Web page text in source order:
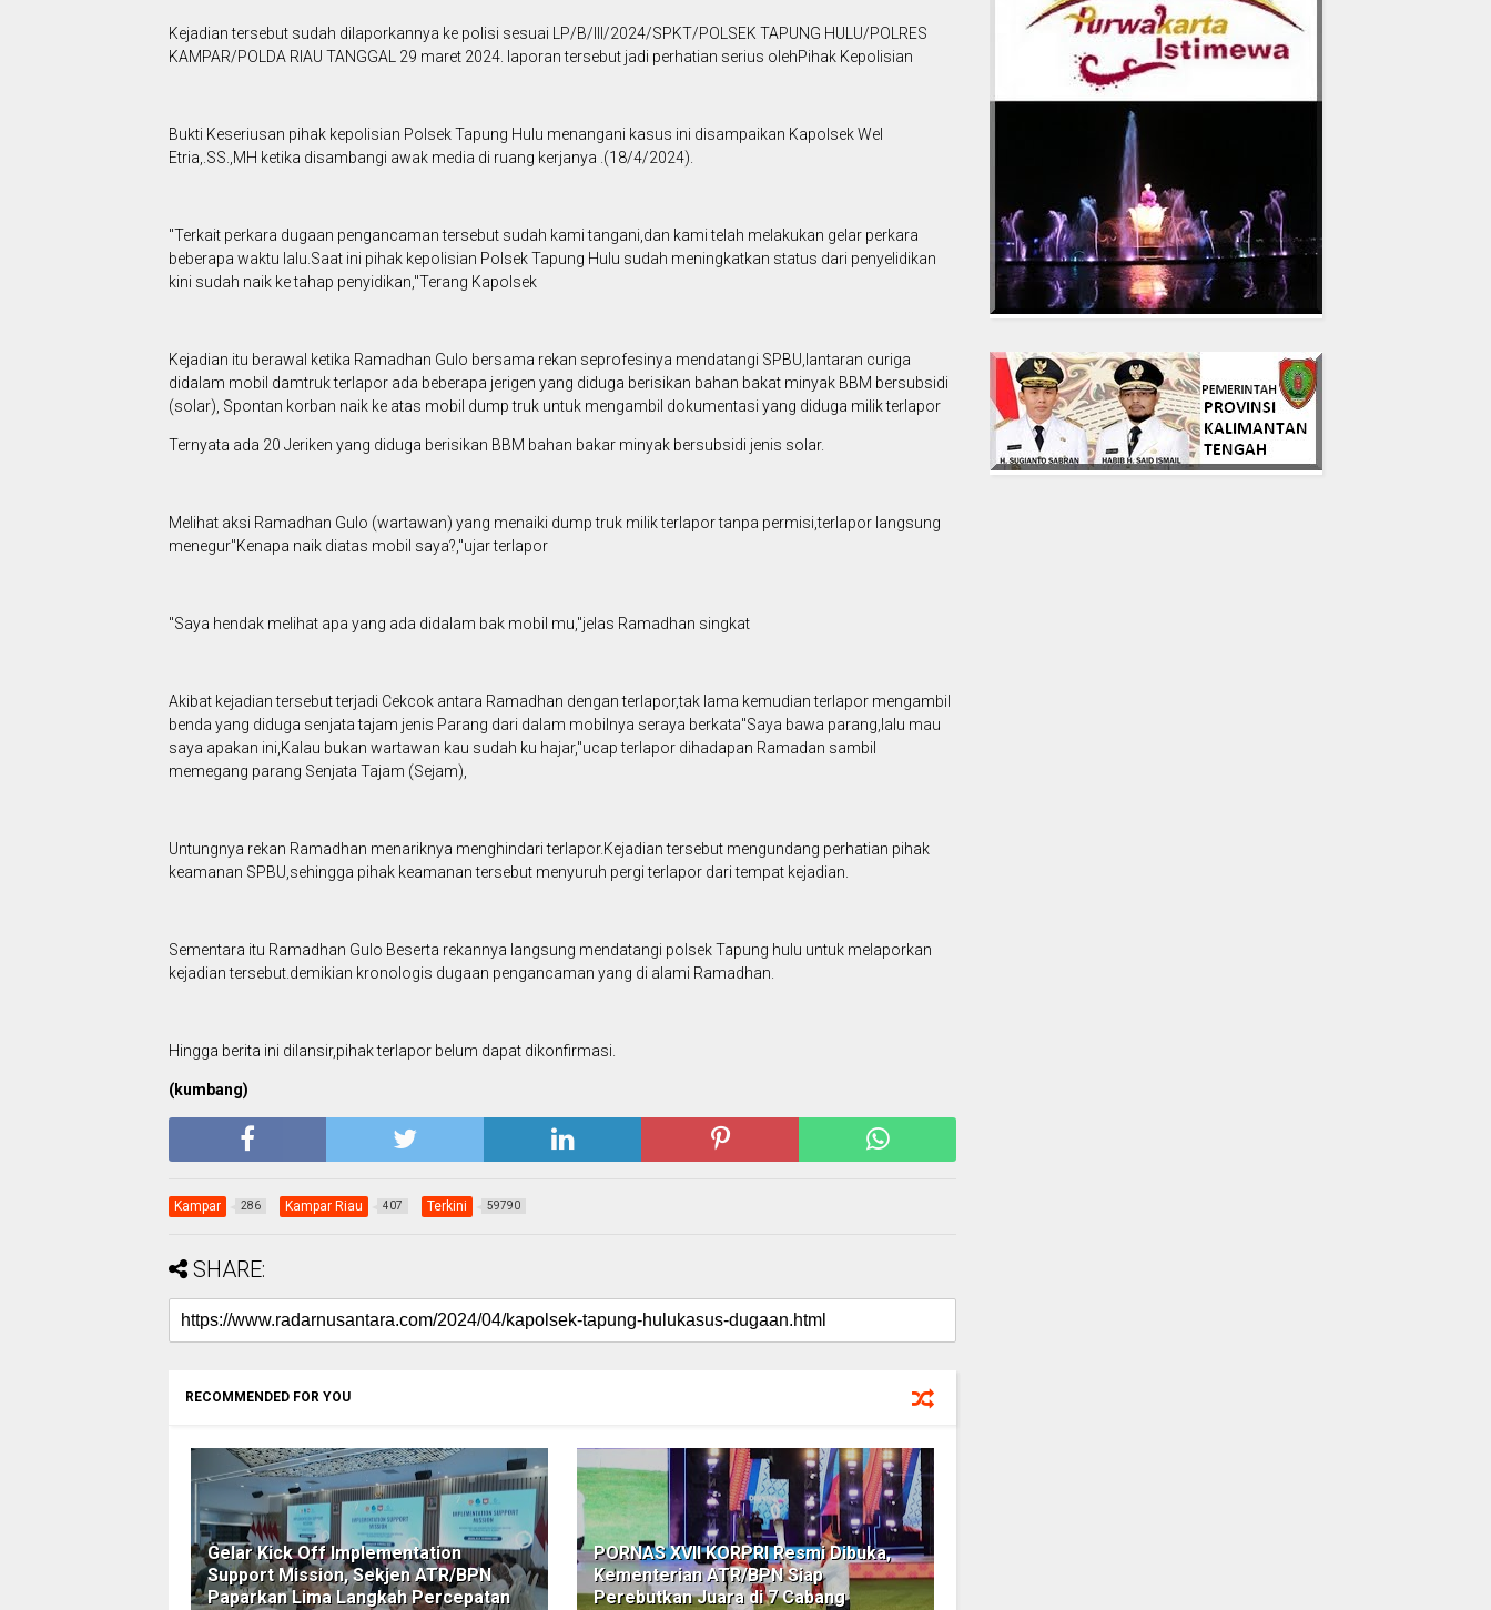
Kejadian tersebut sudah dilaporkannya ke polisi sesuai LP/B/III/2024/SPKT/POLSEK TAPUNG HULU/POLRES
KAMPAR/POLDA RIAU TANGGAL 29 maret 2024. laporan tersebut jadi perhatian serius olehPihak Kepolisian
Bukti Keseriusan pihak kepolisian Polsek Tapung Hulu menangani kasus ini disampaikan Kapolsek Wel
Etria,.SS.,MH ketika disambangi awak media di ruang kerjanya .(18/4/2024).
"Terkait perkara dugaan pengancaman tersebut sudah kami tangani,dan kami telah melakukan gelar perkara
beberapa waktu lalu.Saat ini pihak kepolisian Polsek Tapung Hulu sudah meningkatkan status dari penyelidikan
kini sudah naik ke tahap penyidikan,"Terang Kapolsek
Kejadian itu berawal ketika Ramadhan Gulo bersama rekan seprofesinya mendatangi SPBU,lantaran curiga
didalam mobil damtruk terlapor ada beberapa jerigen yang diduga berisikan bahan bakat minyak BBM bersubsidi
(solar), Spontan korban naik ke atas mobil dump truk untuk mengambil dokumentasi yang diduga milik terlapor
Ternyata ada 20 Jeriken yang diduga berisikan BBM bahan bakar minyak bersubsidi jenis solar.
Melihat aksi Ramadhan Gulo (wartawan) yang menaiki dump truk milik terlapor tanpa permisi,terlapor langsung
menegur"Kenapa naik diatas mobil saya?,"ujar terlapor
"Saya hendak melihat apa yang ada didalam bak mobil mu,"jelas Ramadhan singkat
Akibat kejadian tersebut terjadi Cekcok antara Ramadhan dengan terlapor,tak lama kemudian terlapor mengambil
benda yang diduga senjata tajam jenis Parang dari dalam mobilnya seraya berkata"Saya bawa parang,lalu mau
saya apakan ini,Kalau bukan wartawan kau sudah ku hajar,"ucap terlapor dihadapan Ramadan sambil
memegang parang Senjata Tajam (Sejam),
Untungnya rekan Ramadhan menariknya menghindari terlapor.Kejadian tersebut mengundang perhatian pihak
keamanan SPBU,sehingga pihak keamanan tersebut menyuruh pergi terlapor dari tempat kejadian.
Sementara itu Ramadhan Gulo Beserta rekannya langsung mendatangi polsek Tapung hulu untuk melaporkan
kejadian tersebut.demikian kronologis dugaan pengancaman yang di alami Ramadhan.
Hingga berita ini dilansir,pihak terlapor belum dapat dikonfirmasi.
(kumbang)
Kampar 286 Kampar Riau 407 Terkini 59790
SHARE:
RECOMMENDED FOR YOU
Gelar Kick Off Implementation
Support Mission, Sekjen ATR/BPN
Paparkan Lima Langkah Percepatan
PORNAS XVII KORPRI Resmi Dibuka,
Kementerian ATR/BPN Siap
Perebutkan Juara di 7 Cabang